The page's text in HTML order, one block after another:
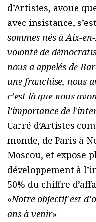
d’Artistes, avoue
avec insistance,
sommes nés à Aix-
volonté de
nous a appelés de
une franchise, nous
c’est là que nous
l’importance de
Carré d’Artistes
monde, de Paris à
Moscou, et expose
développement à
50% du chiffre
«Notre objectif est
ans à venir».